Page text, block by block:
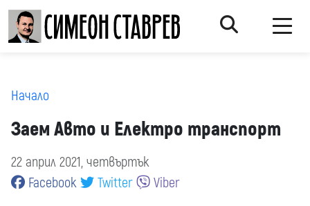
Начало
Заем Авто и Електро транспорт
22 април 2021, четвъртък
Facebook
Twitter Viber